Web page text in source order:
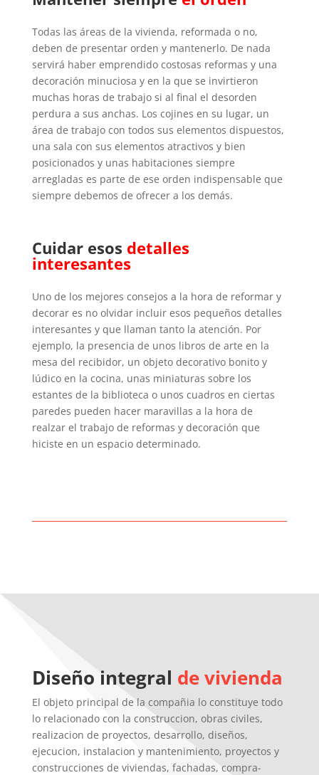
Todas las áreas de la vivienda, reformada o no,
deben de presentar orden y mantenerlo. De nada
servirá haber emprendido costosas reformas y una
decoración minuciosa y en la que se invirtieron
muchas horas de trabajo si al final el desorden
perdura a sus anchas. Los cojines en su lugar, un
área de trabajo con todos sus elementos dispuestos,
una sala con sus elementos atractivos y bien
posicionados y unas habitaciones siempre
arregladas es parte de ese orden indispensable que
siempre debemos de ofrecer a los demás.
Cuidar esos detalles
interesantes
Uno de los mejores consejos a la hora de reformar y
decorar es no olvidar incluir esos pequeños detalles
interesantes y que llaman tanto la atención. Por
ejemplo, la presencia de unos libros de arte en la
mesa del recibidor, un objeto decorativo bonito y
lúdico en la cocina, unas miniaturas sobre los
estantes de la biblioteca o unos cuadros en ciertas
paredes pueden hacer maravillas a la hora de
realzar el trabajo de reformas y decoración que
hiciste en un espacio determinado.
Diseño integral de vivienda
El objeto principal de la compañia lo constituye todo
lo relacionado con la construccion, obras civiles,
realizacion de proyectos, desarrollo, diseños,
ejecucion, instalacion y mantenimiento, proyectos y
construcciones de viviendas, fachadas, compra-